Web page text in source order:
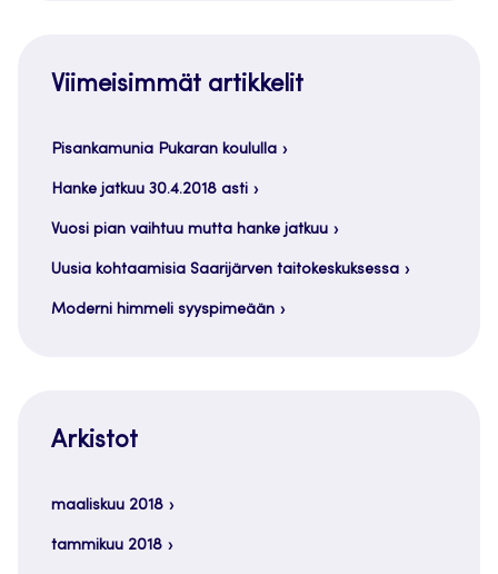
Viimeisimmät artikkelit
Pisankamunia Pukaran koululla
Hanke jatkuu 30.4.2018 asti
Vuosi pian vaihtuu mutta hanke jatkuu
Uusia kohtaamisia Saarijärven taitokeskuksessa
Moderni himmeli syyspimeään
Arkistot
maaliskuu 2018
tammikuu 2018